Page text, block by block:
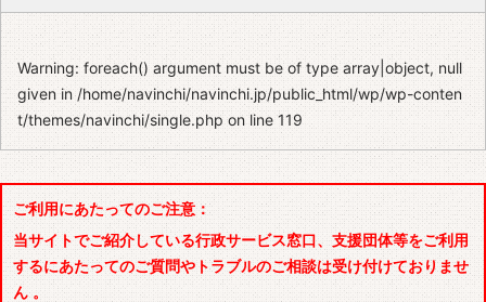
Warning: foreach() argument must be of type array|object, null
given in/home/navinchi/navinchi.jp/public_html/wp/wp-conten
t/themes/navinchi/single.phpon line119
ご利用にあたってのご注意：
当サイトでご紹介している行政サービス窓口、支援団体等をご利用
するにあたってのご質問やトラブルのご相談は受け付けておりませ
ん 。